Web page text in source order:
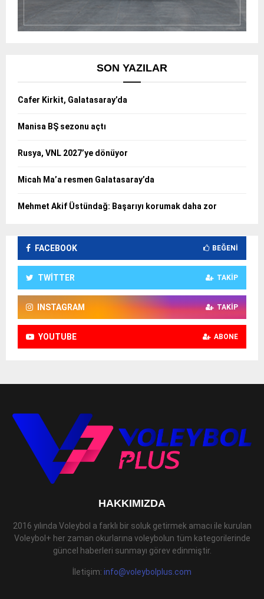
SON YAZILAR
Cafer Kirkit, Galatasaray’da
Manisa BŞ sezonu açtı
Rusya, VNL 2027’ye dönüyor
Micah Ma’a resmen Galatasaray’da
Mehmet Akif Üstündağ: Başarıyı korumak daha zor
FACEBOOK BEĞENI
TWITTER TAKIP
INSTAGRAM TAKIP
YOUTUBE ABONE
HAKKIMIZDA
2016 yılında Voleybol a farklı bir soluk getirmek amacı ile kurulan
Voleybol+ her zaman okurlarına voleybolun tüm kategorilerinde
güncel haberleri sunmayı görev edinmiştir.
İletişim: info@voleybolplus.com